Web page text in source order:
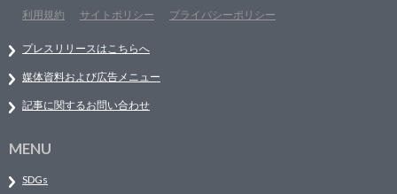
利用規約
サイトポリシー プライバシーポリシー
プレスリリースはこちらへ
媒体資料および広告メニュー
記事に関するお問い合わせ
MENU
SDGs